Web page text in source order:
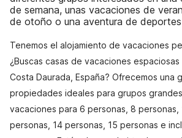
de semana, unas vacaciones de
de otoño o una aventura de
Tenemos el alojamiento de vacaciones
¿Buscas casas de vacaciones espaciosas
Costa Daurada, España? Ofrecemos una
propiedades ideales para grupos
vacaciones para 6 personas, 8 personas,
personas, 14 personas, 15 personas e